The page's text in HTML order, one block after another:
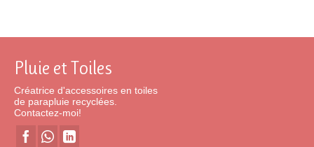
Pluie et Toiles
Créatrice d'accessoires en toiles
de parapluie recyclées.
Contactez-moi!